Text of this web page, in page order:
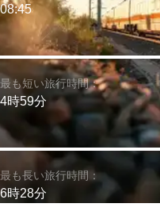
最も短い旅行時間：
4時59分
08:45
最も長い旅行時間：
6時28分